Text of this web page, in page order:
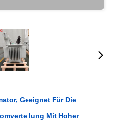
Geeignet Für Die
Mit Hoher